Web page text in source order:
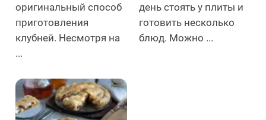
оригинальный способ
приготовления
клубней. Несмотря на
...
день стоять у плиты и
готовить несколько
блюд. Можно ...